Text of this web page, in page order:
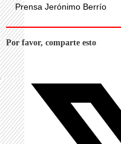
Prensa Jerónimo Berrío
Por favor, comparte esto